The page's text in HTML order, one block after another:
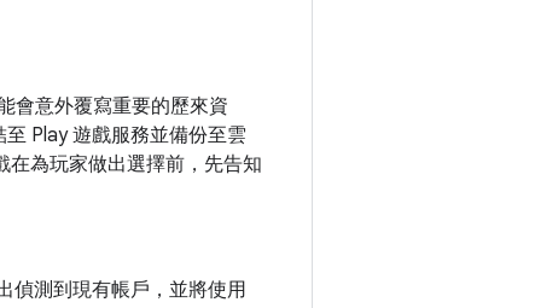
會意外覆寫重要的歷來資
Play 遊戲服務並備份至雲
在為玩家做出選擇前，先告知
偵測到現有帳戶，並將使用